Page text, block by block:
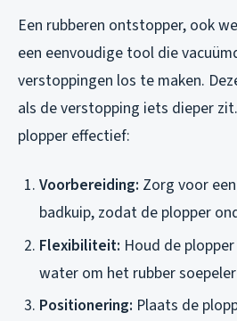
Een rubberen ontstopper, ook
een eenvoudige tool die
verstoppingen los te maken.
als de verstopping iets dieper
plopper effectief:
Voorbereiding: Zorg voor
badkuip, zodat de plopper
Flexibiliteit: Houd de
water om het rubber
Positionering: Plaats de